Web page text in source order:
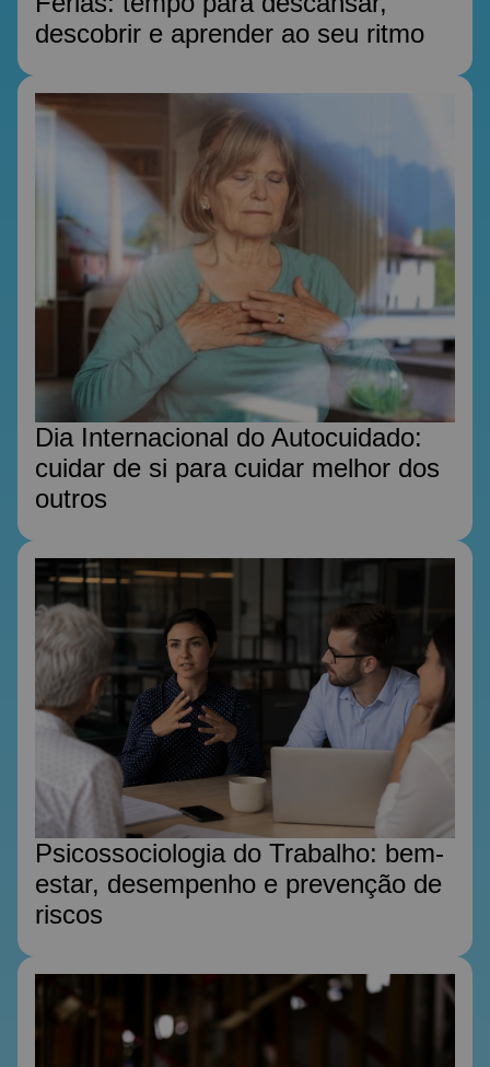
descobrir e aprender ao seu ritmo
Dia Internacional do Autocuidado:
cuidar de si para cuidar melhor dos
outros
Psicossociologia do Trabalho: bem-
estar, desempenho e prevenção de
riscos